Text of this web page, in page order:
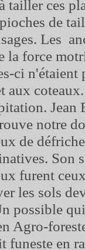
tailler ces
de
Les
la force
ci n'étaient
aux
notre
de
Son
furent
les sols
possible
Agro-
funeste en